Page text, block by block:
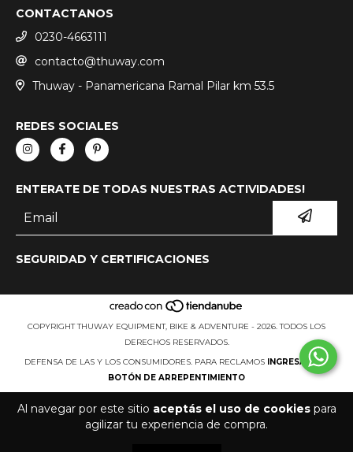
Al navegar por este sitio aceptás el uso de cookiespara
agilizar tu experiencia de compra.
CONTACTANOS
0230-4663111
contacto@thuway.com
Thuway - Panamericana Ramal Pilar km 53.5
REDES SOCIALES
ENTERATE DE TODAS NUESTRAS ACTIVIDADES!
SEGURIDAD Y CERTIFICACIONES
COPYRIGHT THUWAY EQUIPMENT, BIKE & ADVENTURE - 2026. TODOS LOS
DERECHOS RESERVADOS.
DEFENSA DE LAS Y LOS CONSUMIDORES. PARA RECLAMOS INGRESÁ ACÁ.
BOTÓN DE ARREPENTIMIENTO